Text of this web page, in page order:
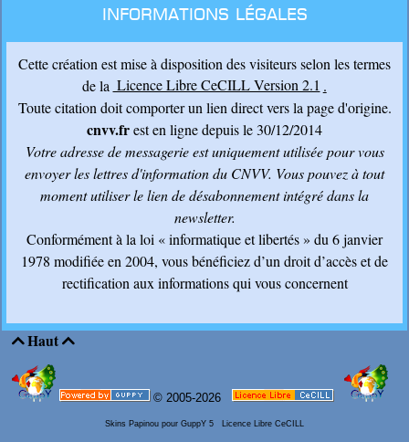
Informations légales
Cette création est mise à disposition des visiteurs selon les termes
de la Licence Libre CeCILL Version 2.1 .
Toute citation doit comporter un lien direct vers la page d'origine.
cnvv.frest en ligne depuis le 30/12/2014
Votre adresse de messagerie est uniquement utilisée pour vous
envoyer les lettres d'information du CNVV. Vous pouvez à tout
moment utiliser le lien de désabonnement intégré dans la
newsletter.
Conformément à la loi « informatique et libertés » du 6 janvier
1978 modifiée en 2004, vous bénéficiez d’un droit d’accès et de
rectification aux informations qui vous concernent
Haut 
© 2005-2026
Skins Papinou pour GuppY 5 Licence Libre CeCILL